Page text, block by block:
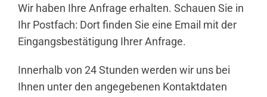
Wir haben Ihre Anfrage erhalten. Schauen Sie in
Ihr Postfach: Dort finden Sie eine Email mit der
Eingangsbestätigung Ihrer Anfrage.
Innerhalb von 24 Stunden werden wir uns bei
Ihnen unter den angegebenen Kontaktdaten